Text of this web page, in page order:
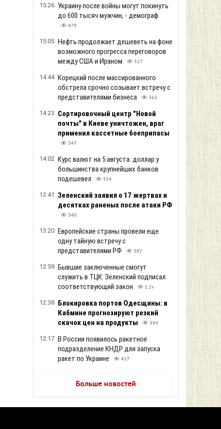
15:26 Украину после войны могут покинуть
до 600 тысяч мужчин, - демограф
479
15:05 Нефть продолжает дешеветь на фоне
возможного прогресса переговоров
между США и Ираном
327
14:44 Корецкий после массированного
обстрела срочно созывает встречу с
представителями бизнеса
363
14:23 Сортировочный центр "Новой
почты" в Киеве уничтожен, враг
применил кассетные боеприпасы
347
14:02 Курс валют на 5 августа: доллар у
большинства крупнейших банков
подешевел
354
13:41 Зеленский заявил о 17 жертвах и
десятках раненых после атаки РФ
340
13:20 Европейские страны провели еще
одну тайную встречу с
представителями РФ
387
12:59 Бывшие заключенные смогут
служить в ТЦК: Зеленский подписал
соответствующий закон
1.2т
12:38 Блокировка портов Одесщины: в
Кабмине прогнозируют резкий
скачок цен на продукты
384
12:17 В России появилось ракетное
подразделение КНДР для запуска
ракет по Украине
417
Больше новостей